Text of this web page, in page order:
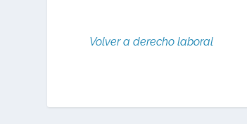
Volver a derecho laboral